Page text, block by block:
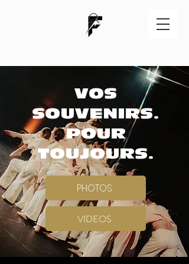
VOS
SOUVENIRS.
POUR
TOUJOURS.
PHOTOS
VIDEOS